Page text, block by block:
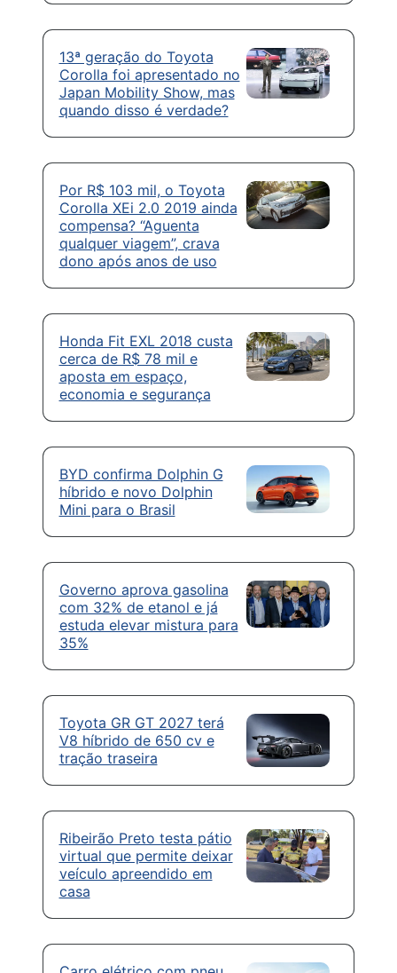
13ª geração do Toyota
Corolla foi apresentado no
Japan Mobility Show, mas
quando disso é verdade?
Por R$ 103 mil, o Toyota
Corolla XEi 2.0 2019 ainda
compensa? “Aguenta
qualquer viagem”, crava
dono após anos de uso
Honda Fit EXL 2018 custa
cerca de R$ 78 mil e
aposta em espaço,
economia e segurança
BYD confirma Dolphin G
híbrido e novo Dolphin
Mini para o Brasil
Governo aprova gasolina
com 32% de etanol e já
estuda elevar mistura para
35%
Toyota GR GT 2027 terá
V8 híbrido de 650 cv e
tração traseira
Ribeirão Preto testa pátio
virtual que permite deixar
veículo apreendido em
casa